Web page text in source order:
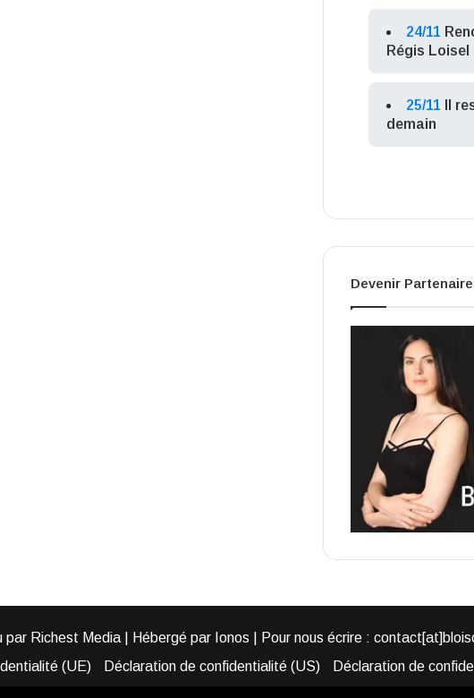
24/11
Régis Loisel
25/11
Il
demain
Devenir Partenaire
Richest Media | Hébergé par Ionos | Pour nous écrire :
(UE) Déclaration de confidentialité (US)
Déclaration de